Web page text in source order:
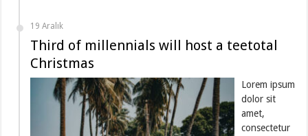
19 Aralık
Third of millennials will host a teetotal
Christmas
Lorem ipsum
dolor sit
amet,
consectetur